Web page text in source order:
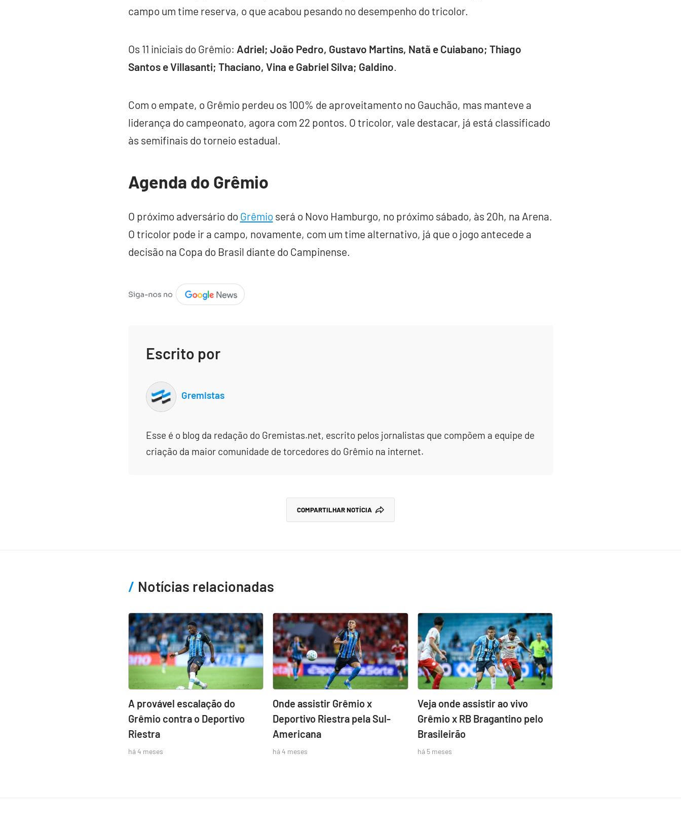
campo um time reserva, o que acabou pesando no desempenho do tricolor.
Os 11 iniciais do Grêmio: Adriel; João Pedro, Gustavo Martins, Natã e Cuiabano; Thiago
Santos e Villasanti; Thaciano, Vina e Gabriel Silva; Galdino.
Com o empate, o Grêmio perdeu os 100% de aproveitamento no Gauchão, mas manteve a
liderança do campeonato, agora com 22 pontos. O tricolor, vale destacar, já está classificado
às semifinais do torneio estadual.
Agenda do Grêmio
O próximo adversário do Grêmio será o Novo Hamburgo, no próximo sábado, às 20h, na Arena.
O tricolor pode ir a campo, novamente, com um time alternativo, já que o jogo antecede a
decisão na Copa do Brasil diante do Campinense.
Escrito por
Gremistas
Esse é o blog da redação do Gremistas.net, escrito pelos jornalistas que compõem a equipe de
criação da maior comunidade de torcedores do Grêmio na internet.
COMPARTILHAR NOTÍCIA
Notícias relacionadas
A provável escalação do
Grêmio contra o Deportivo
Riestra
há 4 meses
Onde assistir Grêmio x
Deportivo Riestra pela Sul-
Americana
há 4 meses
Veja onde assistir ao vivo
Grêmio x RB Bragantino pelo
Brasileirão
há 5 meses